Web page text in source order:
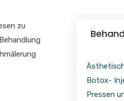
zu
Botox-
Pressen